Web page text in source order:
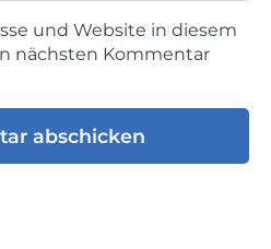
und Website in diesem
nächsten Kommentar